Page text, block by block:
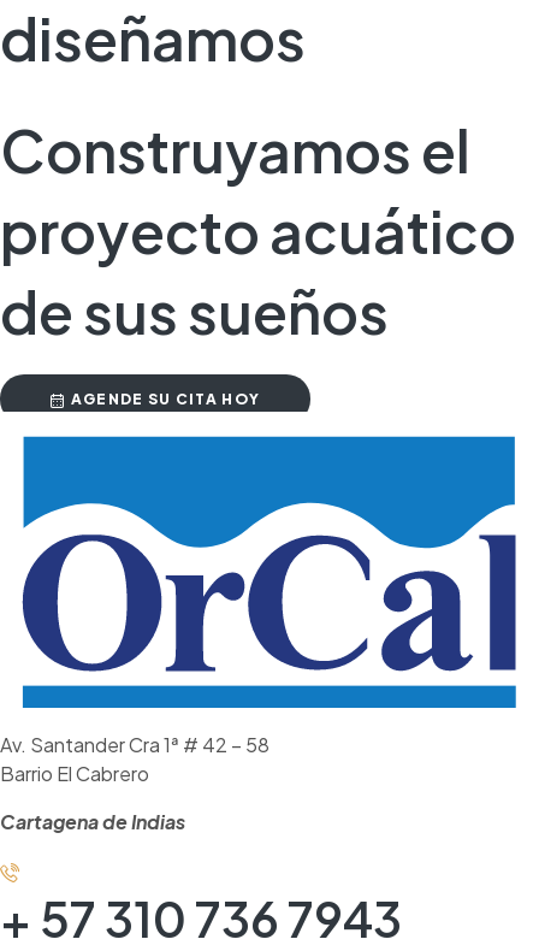
diseñamos
Construyamos el
proyecto acuático
de sus sueños
AGENDE SU CITA HOY
Av. Santander Cra 1ª # 42 – 58
Barrio El Cabrero
Cartagena de Indias
+ 57 310 736 7943